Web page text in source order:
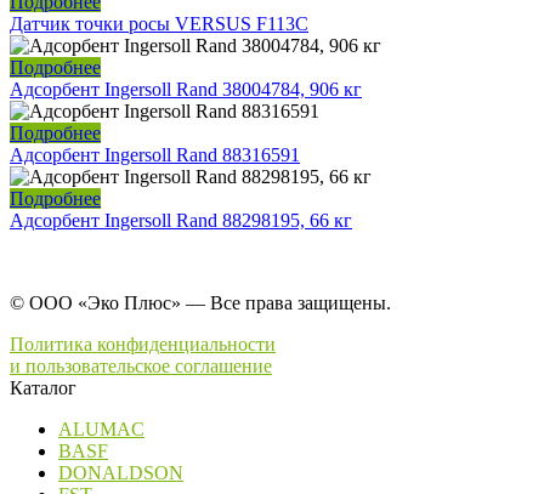
Датчик точки росы VERSUS F113C
Подробнее
Адсорбент Ingersoll Rand 38004784, 906 кг
Подробнее
Адсорбент Ingersoll Rand 88316591
Подробнее
Адсорбент Ingersoll Rand 88298195, 66 кг
© ООО «Эко Плюс» — Все права защищены.
Политика конфиденциальности
и пользовательское соглашение
Каталог
ALUMAC
BASF
DONALDSON